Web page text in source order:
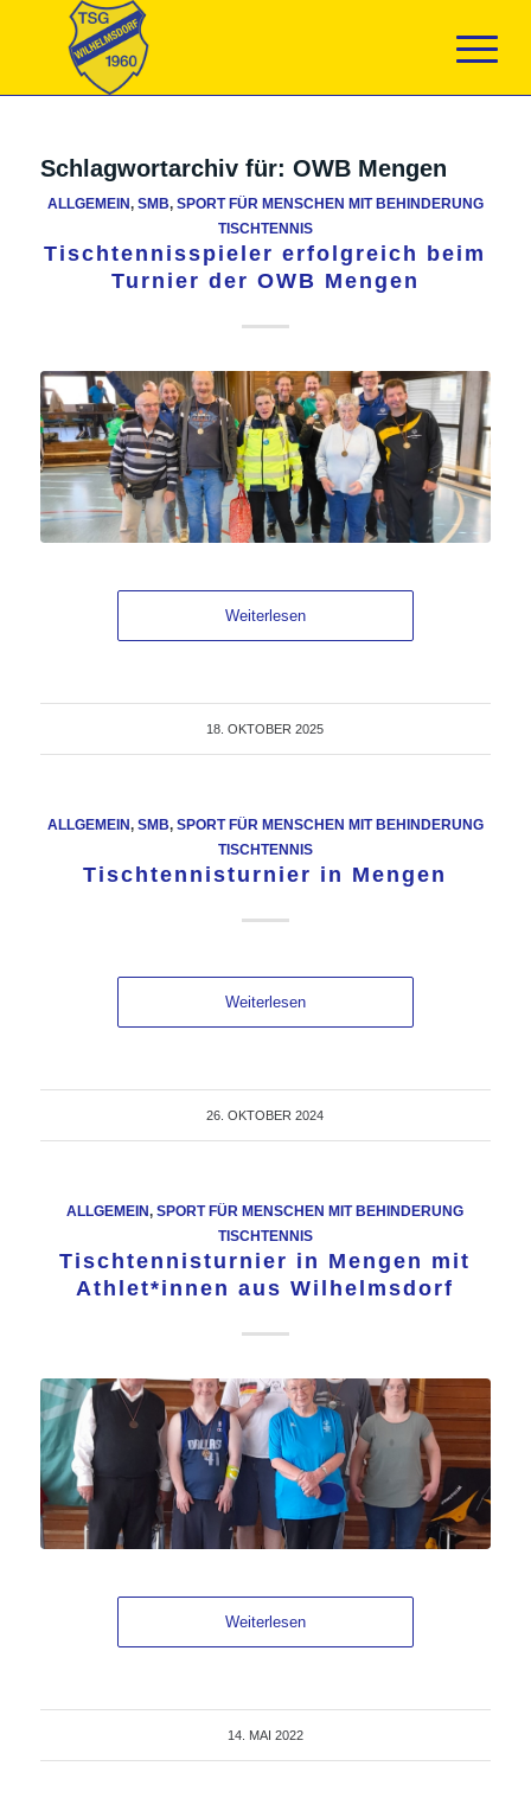
Schlagwortarchiv für: OWB Mengen
ALLGEMEIN, SMB, SPORT FÜR MENSCHEN MIT BEHINDERUNG
TISCHTENNIS
Tischtennisspieler erfolgreich beim
Turnier der OWB Mengen
Weiterlesen
18. OKTOBER 2025
ALLGEMEIN, SMB, SPORT FÜR MENSCHEN MIT BEHINDERUNG
TISCHTENNIS
Tischtennisturnier in Mengen
Weiterlesen
26. OKTOBER 2024
ALLGEMEIN,SPORT FÜR MENSCHEN MIT BEHINDERUNG
TISCHTENNIS
Tischtennisturnier in Mengen mit
Athlet*innen aus Wilhelmsdorf
Weiterlesen
14. MAI 2022